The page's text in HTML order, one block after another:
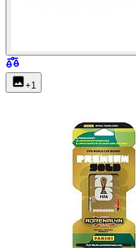
+1